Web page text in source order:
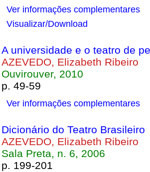
Ver informações complementares
Visualizar/Download
A universidade e o teatro de
AZEVEDO, Elizabeth Ribeiro
Ouvirouver, 2010
p. 49-59
Ver informações complementares
Dicionário do Teatro Brasileiro
AZEVEDO, Elizabeth Ribeiro
Sala Preta, n. 6, 2006
p. 199-201